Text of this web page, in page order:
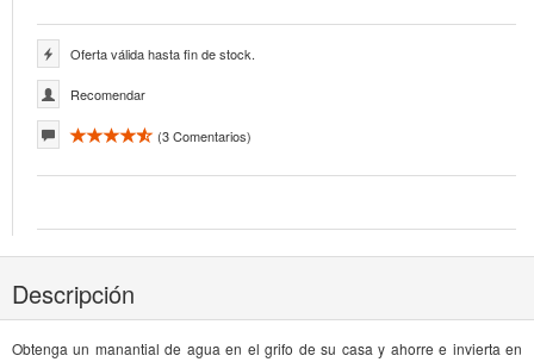
Oferta válida hasta fin de stock.
Recomendar
(3Comentarios)
Descripción
Obtenga un manantial de agua en el grifo de su casa y ahorre e invierta en